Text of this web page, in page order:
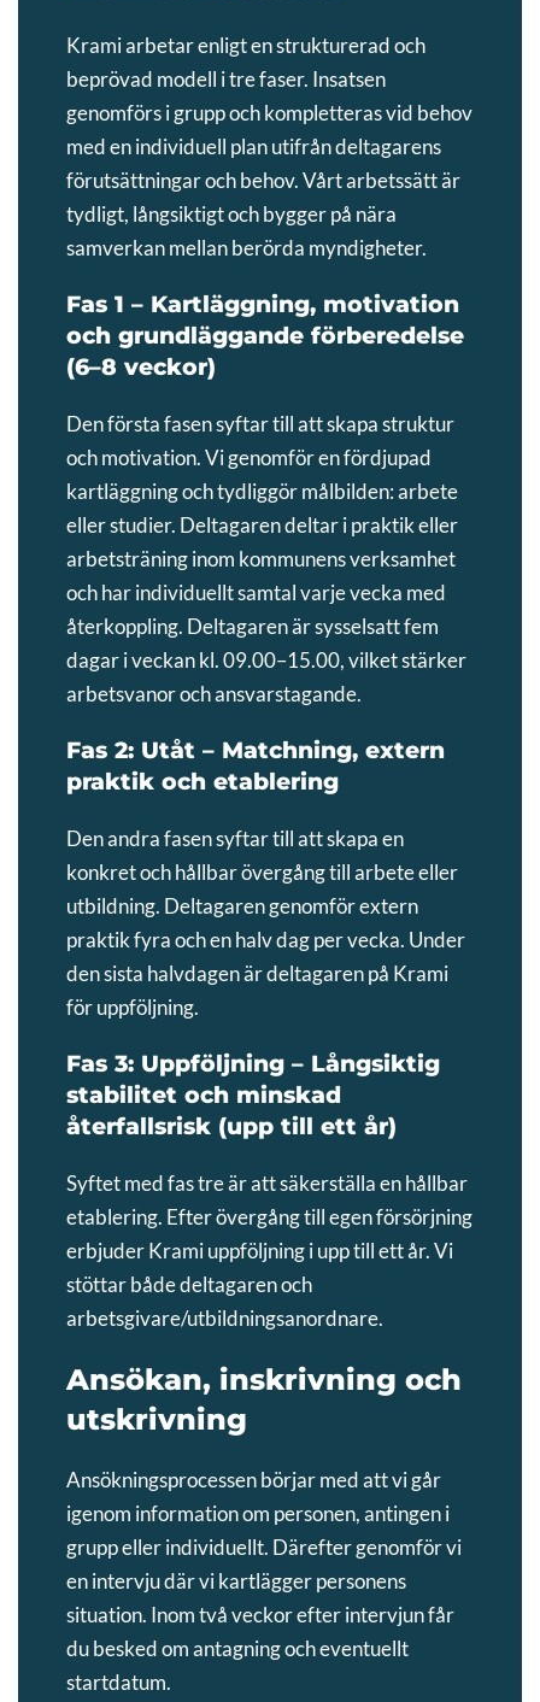
Krami arbetar enligt en strukturerad och
beprövad modell i tre faser. Insatsen
genomförs i grupp och kompletteras vid behov
med en individuell plan utifrån deltagarens
förutsättningar och behov. Vårt arbetssätt är
tydligt, långsiktigt och bygger på nära
samverkan mellan berörda myndigheter.
Fas 1 – Kartläggning, motivation
och grundläggande förberedelse
(6–8 veckor)
Den första fasen syftar till att skapa struktur
och motivation. Vi genomför en fördjupad
kartläggning och tydliggör målbilden: arbete
eller studier. Deltagaren deltar i praktik eller
arbetsträning inom kommunens verksamhet
och har individuellt samtal varje vecka med
återkoppling. Deltagaren är sysselsatt fem
dagar i veckan kl. 09.00–15.00, vilket stärker
arbetsvanor och ansvarstagande.
Fas 2: Utåt – Matchning, extern
praktik och etablering
Den andra fasen syftar till att skapa en
konkret och hållbar övergång till arbete eller
utbildning. Deltagaren genomför extern
praktik fyra och en halv dag per vecka. Under
den sista halvdagen är deltagaren på Krami
för uppföljning.
Fas 3: Uppföljning – Långsiktig
stabilitet och minskad
återfallsrisk (upp till ett år)
Syftet med fas tre är att säkerställa en hållbar
etablering. Efter övergång till egen försörjning
erbjuder Krami uppföljning i upp till ett år. Vi
stöttar både deltagaren och
arbetsgivare/utbildningsanordnare.
Ansökan, inskrivning och
utskrivning
Ansökningsprocessen börjar med att vi går
igenom information om personen, antingen i
grupp eller individuellt. Därefter genomför vi
en intervju där vi kartlägger personens
situation. Inom två veckor efter intervjun får
du besked om antagning och eventuellt
startdatum.